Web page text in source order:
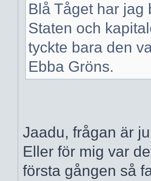
Blå Tåget har jag
Staten och
tyckte bara den
Ebba Gröns.
Jaadu, frågan är
Eller för mig var
första gången så